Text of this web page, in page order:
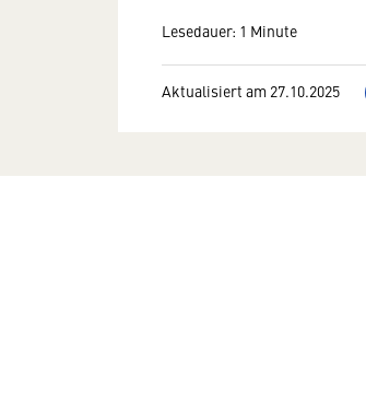
Lesedauer: 1 Minute
Aktualisiert am 27.10.2025